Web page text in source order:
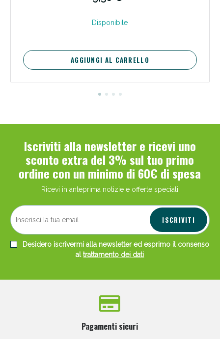
Disponibile
AGGIUNGI AL CARRELLO
Iscriviti alla newsletter e ricevi uno
sconto extra del 3% sul tuo primo
ordine con un minimo di 60€ di spesa
Ricevi in anteprima notizie e offerte speciali
ISCRIVITI
Desidero iscrivermi alla newsletter ed esprimo il consenso
altrattamento dei dati
Pagamenti sicuri
Benessere Intestinale: Sconto fino al 55% valido
Scopri le offerte di Oggi